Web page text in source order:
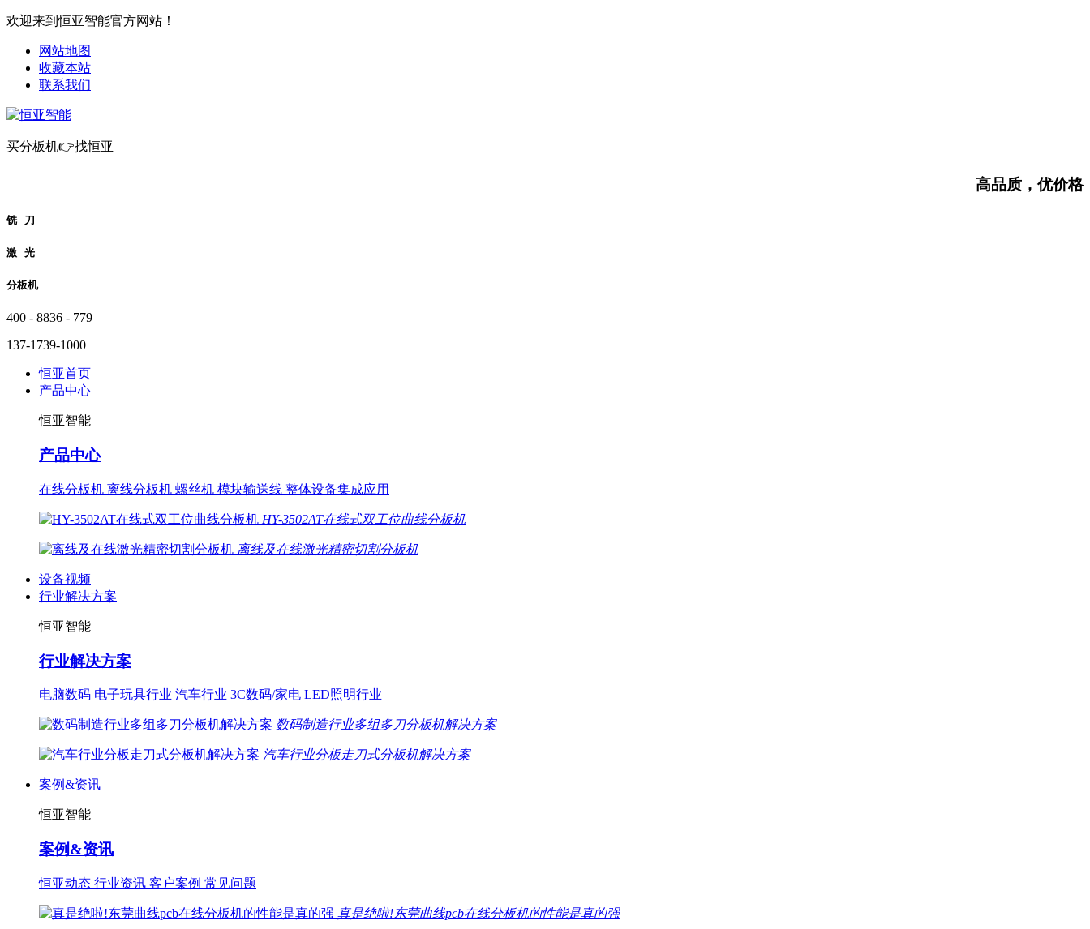
欢迎来到恒亚智能官方网站！
网站地图
收藏本站
联系我们
买分板机👉找恒亚
高品质，优价格
铣 刀
激 光
分板机
400 - 8836 - 779
137-1739-1000
恒亚首页
产品中心
恒亚智能
产品中心
在线分板机 离线分板机 螺丝机 模块输送线 整体设备集成应用
HY-3502AT在线式双工位曲线分板机
离线及在线激光精密切割分板机
设备视频
行业解决方案
恒亚智能
行业解决方案
电脑数码 电子玩具行业 汽车行业 3C数码/家电 LED照明行业
数码制造行业多组多刀分板机解决方案
汽车行业分板走刀式分板机解决方案
案例&资讯
恒亚智能
案例&资讯
恒亚动态 行业资讯 客户案例 常见问题
真是绝啦!东莞曲线pcb在线分板机的性能是真的强